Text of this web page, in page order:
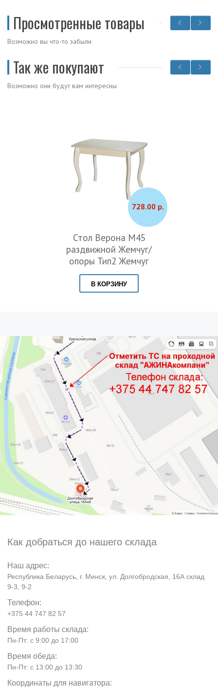
Просмотренные товары
Возможно вы что-то забыли
Так же покупают
Возможно они будут вам интересны
Стол Верона М45
раздвижной Жемчуг/
опоры Тип2 Жемчуг
Как добраться до нашего склада
Наш адрес:
Республика Беларусь, г. Минск, ул. Долгобродская, 16А склад
9-3, 9-2
Телефон:
+375 44 747 82 57
Время работы склада:
Пн-Пт: с 9:00 до 17:00
Время обеда:
Пн-Пт: с 13:00 до 13:30
Координаты для навигатора: